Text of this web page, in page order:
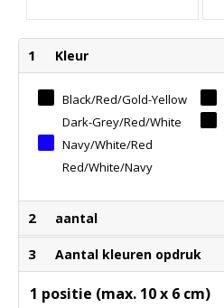
1 Kleur
Black/red/gold-Yellow
Dark-Grey/red/white
Navy/white/red
Red/white/navy
2 aantal
3 Aantal kleuren opdruk
1 positie (max. 10 x 6 cm)